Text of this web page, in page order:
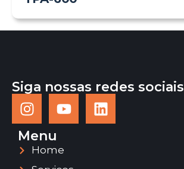
Siga nossas redes sociais
Menu
Home